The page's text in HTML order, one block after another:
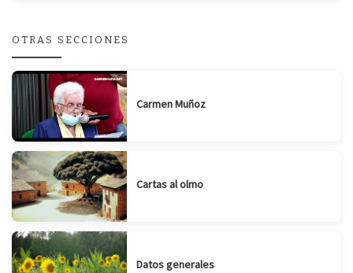
OTRAS SECCIONES
Carmen Muñoz
Cartas al olmo
Datos generales